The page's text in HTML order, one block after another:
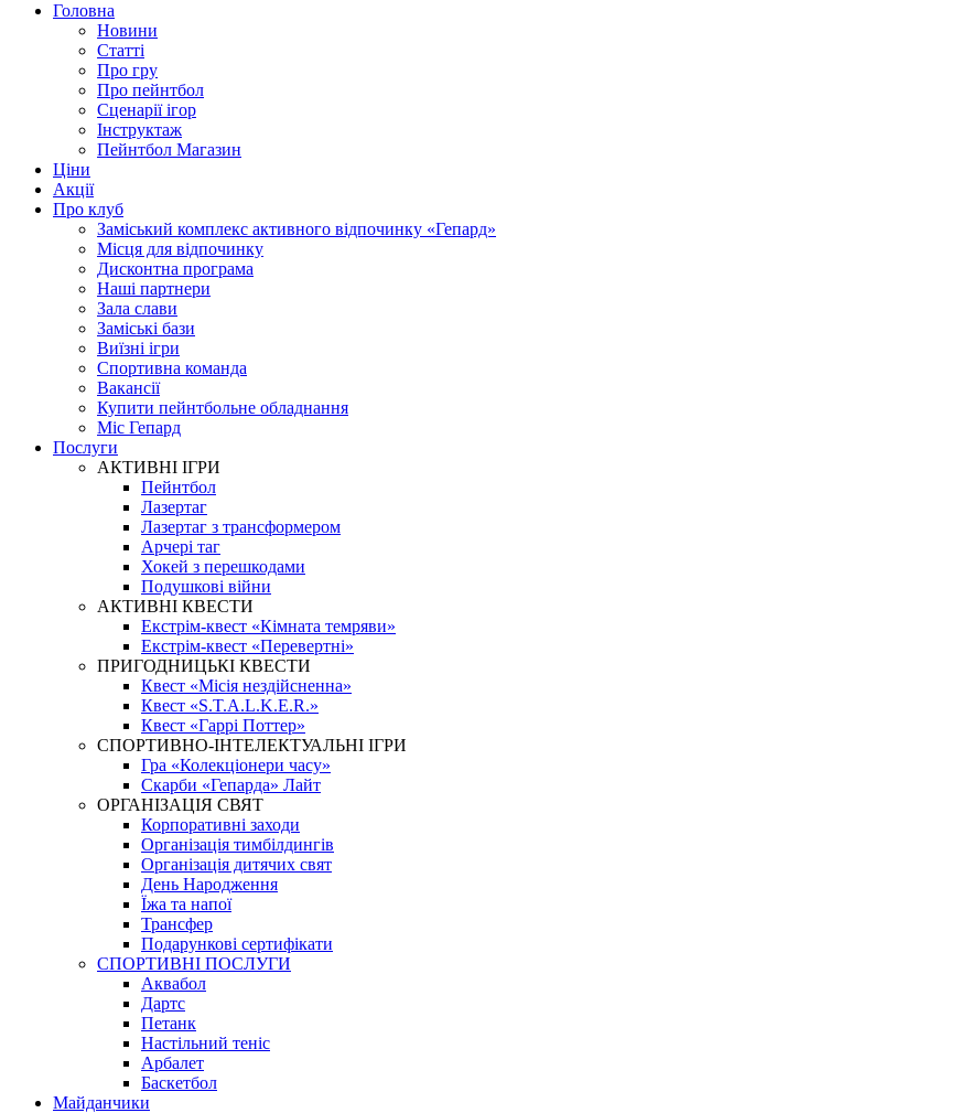
Головна
Новини
Статті
Про гру
Про пейнтбол
Сценарії ігор
Інструктаж
Пейнтбол Магазин
Ціни
Акції
Про клуб
Заміський комплекс активного відпочинку «Гепард»
Місця для відпочинку
Дисконтна програма
Наші партнери
Зала слави
Заміські бази
Виїзні ігри
Спортивна команда
Вакансії
Купити пейнтбольне обладнання
Міс Гепард
Послуги
АКТИВНІ ІГРИ
Пейнтбол
Лазертаг
Лазертаг з трансформером
Арчері таг
Хокей з перешкодами
Подушкові війни
АКТИВНІ КВЕСТИ
Екстрім-квест «Кімната темряви»
Екстрім-квест «Перевертні»
ПРИГОДНИЦЬКІ КВЕСТИ
Квест «Місія нездійсненна»
Квест «S.T.A.L.K.E.R.»
Квест «Гаррі Поттер»
СПОРТИВНО-ІНТЕЛЕКТУАЛЬНІ ІГРИ
Гра «Колекціонери часу»
Скарби «Гепарда» Лайт
ОРГАНІЗАЦІЯ СВЯТ
Корпоративні заходи
Організація тимбілдингів
Організація дитячих свят
День Народження
Їжа та напої
Трансфер
Подарункові сертифікати
СПОРТИВНІ ПОСЛУГИ
Аквабол
Дартс
Петанк
Настільний теніс
Арбалет
Баскетбол
Майданчики